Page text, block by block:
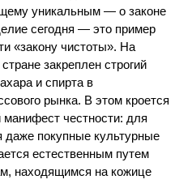
уникальным — о законе
сегодня — это пример
«закону чистоты». На
закреплен строгий
и спирта в
рынка. В этом кроется
честности: для
даже покупные культурные
естественным путем
находящимся на кожице